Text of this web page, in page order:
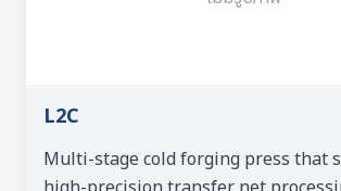
L2C
Multi-stage cold forging press that